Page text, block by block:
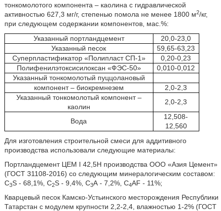
тонкомолотого компонента – каолина с гидравлической
активностью 627,3 мг/г, степенью помола не менее 1800 м2/кг,
при следующем содержании компонентов, мас.%:
Указанный портландцемент
20,0-23,0
Указанный песок
59,65-63,23
Суперпластификатор «Полипласт СП-1»
0,20-0,23
Полифенилэтоксисилоксан «ФЭС-50»
0,010-0,012
Указанный тонкомолотый пуццолановый
компонент – биокремнезем
2,0-2,3
Указанный тонкомолотый компонент –
каолин
2,0-2,3
Вода
12,508-
12,560
Для изготовления строительной смеси для аддитивного
производства использовали следующие материалы:
Портландцемент ЦЕМ I 42,5Н производства ООО «Азия Цемент»
(ГОСТ 31108-2016) со следующим минералогическим составом:
С3S - 68,1%, С2S - 9,4%, С3А - 7,2%, С4AF - 11%;
Кварцевый песок Камско-Устьинского месторождения Республики
Татарстан с модулем крупности 2,2-2,4, влажностью 1-2% (ГОСТ